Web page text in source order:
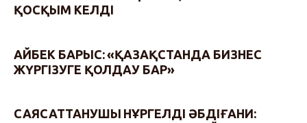
ҚОСҚЫМ КЕЛДІ
АЙБЕК БАРЫС: «ҚАЗАҚСТАНДА БИЗНЕС
ЖҮРГІЗУГЕ ҚОЛДАУ БАР»
САЯСАТТАНУШЫ НҰРГЕЛДІ ӘБДІҒАНИ: